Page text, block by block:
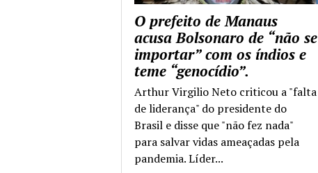
O prefeito de Manaus
acusa Bolsonaro de “não se
importar” com os índios e
teme “genocídio”.
Arthur Virgilio Neto criticou a "falta
de liderança" do presidente do
Brasil e disse que "não fez nada"
para salvar vidas ameaçadas pela
pandemia. Líder...